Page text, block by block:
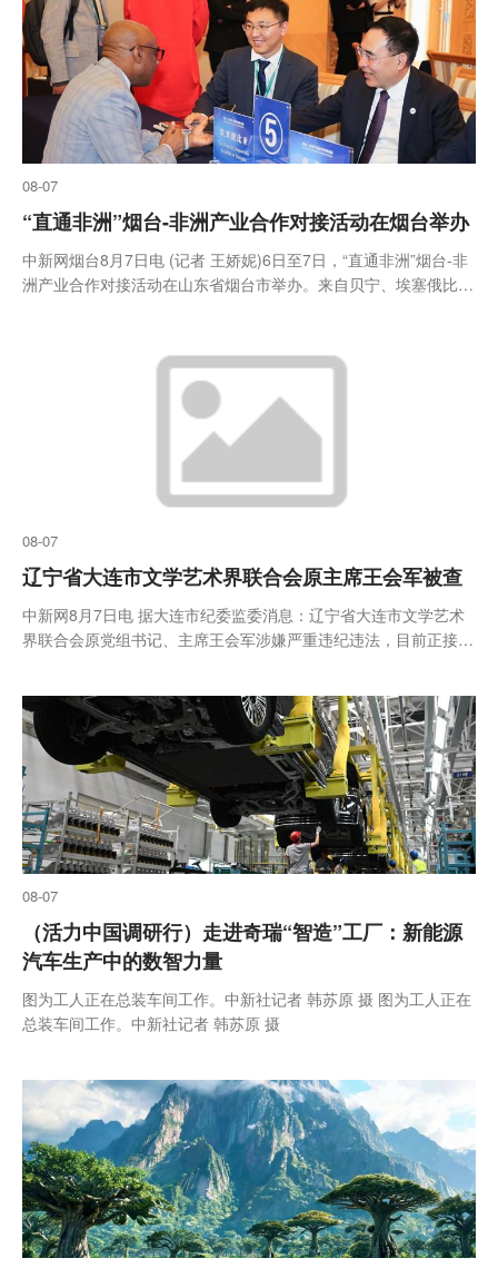
08-07
“直通非洲”烟台-非洲产业合作对接活动在烟台举办
中新网烟台8月7日电 (记者 王娇妮)6日至7日，“直通非洲”烟台-非
洲产业合作对接活动在山东省烟台市举办。来自贝宁、埃塞俄比
08-07
辽宁省大连市文学艺术界联合会原主席王会军被查
中新网8月7日电 据大连市纪委监委消息：辽宁省大连市文学艺术
界联合会原党组书记、主席王会军涉嫌严重违纪违法，目前正接受
08-07
（活力中国调研行）走进奇瑞“智造”工厂：新能源
汽车生产中的数智力量
图为工人正在总装车间工作。中新社记者 韩苏原 摄 图为工人正在
总装车间工作。中新社记者 韩苏原 摄